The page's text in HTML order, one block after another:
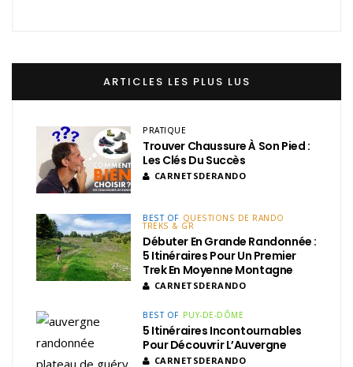
ARTICLES LES PLUS LUS
PRATIQUE
Trouver Chaussure À Son Pied :
Les Clés Du Succès
CARNETSDERANDO
BEST OF QUESTIONS DE RANDO
TREKS & GR
Débuter En Grande Randonnée :
5 Itinéraires Pour Un Premier
Trek En Moyenne Montagne
CARNETSDERANDO
BEST OF PUY-DE-DÔME
5 Itinéraires Incontournables
Pour Découvrir L’Auvergne
CARNETSDERANDO